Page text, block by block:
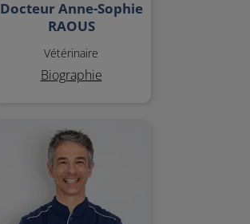
Docteur Anne-Sophie
RAOUS
Vétérinaire
Biographie
Docteur Christian FINAT